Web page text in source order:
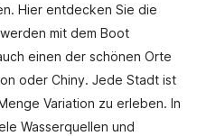
Hier entdecken Sie die
mit dem Boot
einen der schönen Orte
oder Chiny. Jede Stadt ist
Variation zu erleben. In
Wasserquellen und